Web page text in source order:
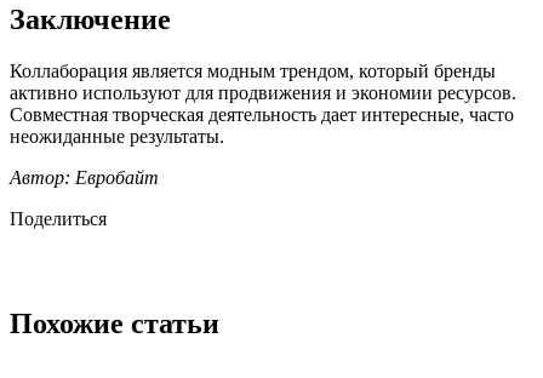
Заключение
Коллаборация является модным трендом, который бренды
активно используют для продвижения и экономии ресурсов.
Совместная творческая деятельность дает интересные, часто
неожиданные результаты.
Автор: Евробайт
Поделиться
Похожие статьи